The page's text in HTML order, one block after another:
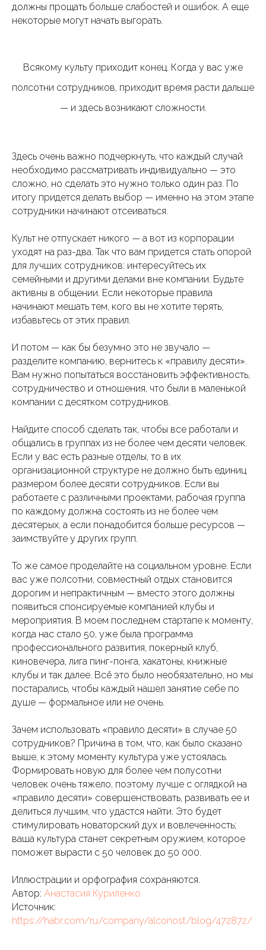
должны прощать больше слабостей и ошибок. А еще
некоторые могут начать выгорать.
Всякому культу приходит конец. Когда у вас уже
полсотни сотрудников, приходит время расти дальше
— и здесь возникают сложности.
Здесь очень важно подчеркнуть, что каждый случай
необходимо рассматривать индивидуально — это
сложно, но сделать это нужно только один раз. По
итогу придется делать выбор — именно на этом этапе
сотрудники начинают отсеиваться.
Культ не отпускает никого — а вот из корпорации
уходят на раз-два. Так что вам придется стать опорой
для лучших сотрудников: интересуйтесь их
семейными и другими делами вне компании. Будьте
активны в общении. Если некоторые правила
начинают мешать тем, кого вы не хотите терять,
избавьтесь от этих правил.
И потом — как бы безумно это не звучало —
разделите компанию, вернитесь к «правилу десяти».
Вам нужно попытаться восстановить эффективность,
сотрудничество и отношения, что были в маленькой
компании с десятком сотрудников.
Найдите способ сделать так, чтобы все работали и
общались в группах из не более чем десяти человек.
Если у вас есть разные отделы, то в их
организационной структуре не должно быть единиц
размером более десяти сотрудников. Если вы
работаете с различными проектами, рабочая группа
по каждому должна состоять из не более чем
десятерых, а если понадобится больше ресурсов —
заимствуйте у других групп.
То же самое проделайте на социальном уровне. Если
вас уже полсотни, совместный отдых становится
дорогим и непрактичным — вместо этого должны
появиться спонсируемые компанией клубы и
мероприятия. В моем последнем стартапе к моменту,
когда нас стало 50, уже была программа
профессионального развития, покерный клуб,
киновечера, лига пинг-понга, хакатоны, книжные
клубы и так далее. Всё это было необязательно, но мы
постарались, чтобы каждый нашел занятие себе по
душе — формальное или не очень.
Зачем использовать «правило десяти» в случае 50
сотрудников? Причина в том, что, как было сказано
выше, к этому моменту культура уже устоялась.
Формировать новую для более чем полусотни
человек очень тяжело, поэтому лучше с оглядкой на
«правило десяти» совершенствовать, развивать ее и
делиться лучшим, что удастся найти. Это будет
стимулировать новаторский дух и вовлеченность;
ваша культура станет секретным оружием, которое
поможет вырасти с 50 человек до 50 000.
Иллюстрации и орфография сохраняются.
Автор: Анастасия Куриленко
Источник:
https://habr.com/ru/company/alconost/blog/472872/